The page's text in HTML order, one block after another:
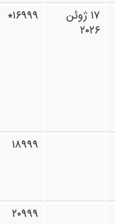
۱۷ ژوئن
۲۰۲۶
۱۶۹۹۹*
۱۸۹۹۹
۲۰۹۹۹